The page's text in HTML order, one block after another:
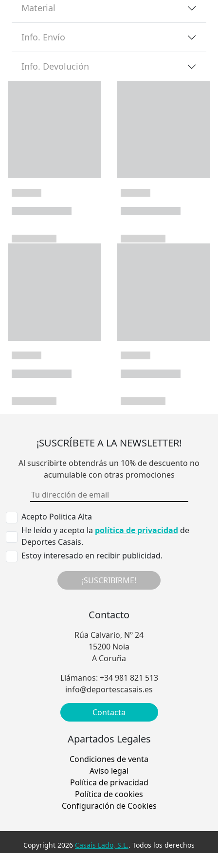
Material
Info. Envío
Info. Devolución
¡SUSCRÍBETE A LA NEWSLETTER!
Al suscribirte obtendrás un 10% de descuento no
acumulable con otras promociones
Acepto Politica Alta
He leído y acepto la política de privacidad de
Deportes Casais.
Estoy interesado en recibir publicidad.
¡SUSCRIBIRME!
Contacto
Rúa Calvario, Nº 24
15200 Noia
A Coruña
Llámanos: +34 981 821 513
info@deportescasais.es
Contacta
Apartados Legales
Condiciones de venta
Aviso legal
Política de privacidad
Política de cookies
Configuración de Cookies
Copyright 2026 Casais Lado, S.L.. Todos los derechos